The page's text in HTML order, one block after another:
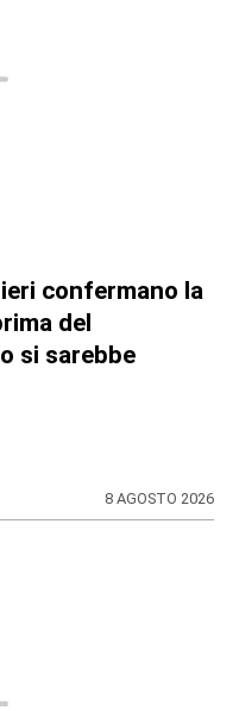
confermano la
del
si sarebbe
8 AGOSTO 2026